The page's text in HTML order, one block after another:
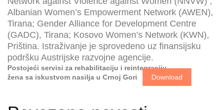
Albanian Women’s Empowerment Network (AWEN),
Tirana; Gender Alliance for Development Centre
(GADC), Tirana; Kosovo Women’s Network (KWN),
Priština. Istraživanje je sprovedeno uz finansijsku
podršku Austrijske razvojne agencije.
Postojeći servisi za rehabilitaciju i reintegraciju
žena sa iskustvom nasilja u Crnoj Gori
Download